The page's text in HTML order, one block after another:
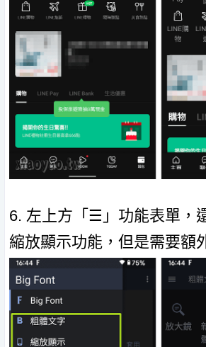
6. 左上方「☰」功能表單，
縮放顯示功能，但是需要額